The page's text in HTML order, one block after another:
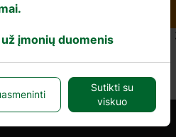
įmonių duomenis
Sutikti su
viskuo